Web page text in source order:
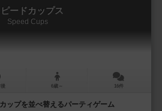
ードカップス
Speed Cups
6歳～ 16件
ップを並べ替えるパーティゲーム